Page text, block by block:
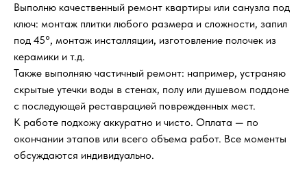
Выполню качественный ремонт квартиры или санузла под
ключ: монтаж плитки любого размера и сложности, запил
под 45°, монтаж инсталляции, изготовление полочек из
керамики и т.д.
Также выполняю частичный ремонт: например, устраняю
скрытые утечки воды в стенах, полу или душевом поддоне
с последующей реставрацией поврежденных мест.
К работе подхожу аккуратно и чисто. Оплата — по
окончании этапов или всего объема работ. Все моменты
обсуждаются индивидуально.